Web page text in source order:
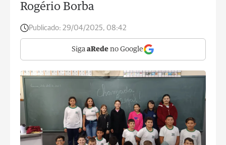
Rogério Borba
Publicado: 29/04/2025, 08:42
Siga aRede no Google